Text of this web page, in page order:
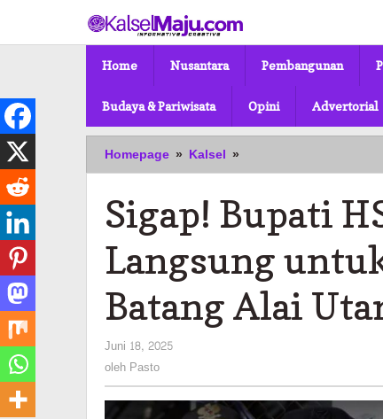
konten
Home Nusantara Pembangunan
Budaya & Pariwisata Opini Advertorial
Homepage » Kalsel »
Bupati
Beri
Bantuan
untuk
Korban
Kebakaran
di
Sigap! Bupati
Langsung
Batang Alai
Juni 18, 2025
oleh Pasto